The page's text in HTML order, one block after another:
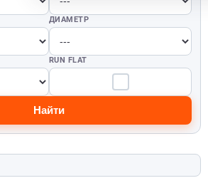
ДИАМЕТР
RUN FLAT
Найти